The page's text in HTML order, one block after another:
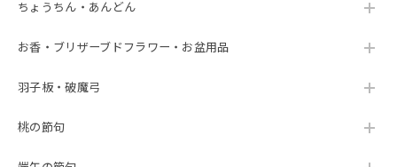
ちょうちん・あんどん
お香・ブリザーブドフラワー・お盆用品
羽子板・破魔弓
桃の節句